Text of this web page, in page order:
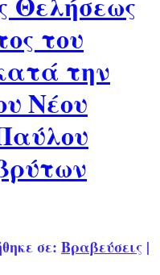
του
την
Νέου
σε: Βραβεύσεις |